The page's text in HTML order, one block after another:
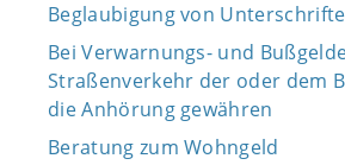
Beglaubigung von
Bei Verwarnungs- und
Straßenverkehr der oder dem
die Anhörung gewähren
Beratung zum Wohngeld